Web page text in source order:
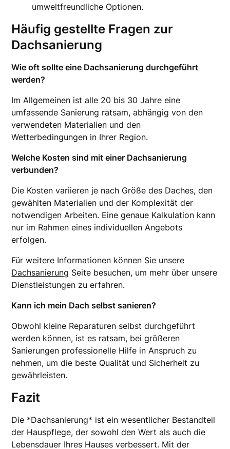
umweltfreundliche Optionen.
Häufig gestellte Fragen zur
Dachsanierung
Wie oft sollte eine Dachsanierung durchgeführt
werden?
Im Allgemeinen ist alle 20 bis 30 Jahre eine
umfassende Sanierung ratsam, abhängig von den
verwendeten Materialien und den
Wetterbedingungen in Ihrer Region.
Welche Kosten sind mit einer Dachsanierung
verbunden?
Die Kosten variieren je nach Größe des Daches, den
gewählten Materialien und der Komplexität der
notwendigen Arbeiten. Eine genaue Kalkulation kann
nur im Rahmen eines individuellen Angebots
erfolgen.
Für weitere Informationen können Sie unsere
Dachsanierung Seite besuchen, um mehr über unsere
Dienstleistungen zu erfahren.
Kann ich mein Dach selbst sanieren?
Obwohl kleine Reparaturen selbst durchgeführt
werden können, ist es ratsam, bei größeren
Sanierungen professionelle Hilfe in Anspruch zu
nehmen, um die beste Qualität und Sicherheit zu
gewährleisten.
Fazit
Die *Dachsanierung* ist ein wesentlicher Bestandteil
der Hauspflege, der sowohl den Wert als auch die
Lebensdauer Ihres Hauses verbessert. Mit der